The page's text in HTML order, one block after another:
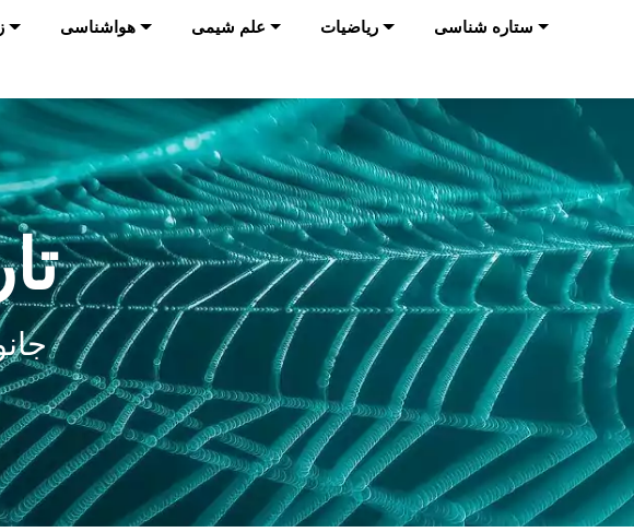
هواشناسی علم شیمی ریاضیات ستاره شناسی